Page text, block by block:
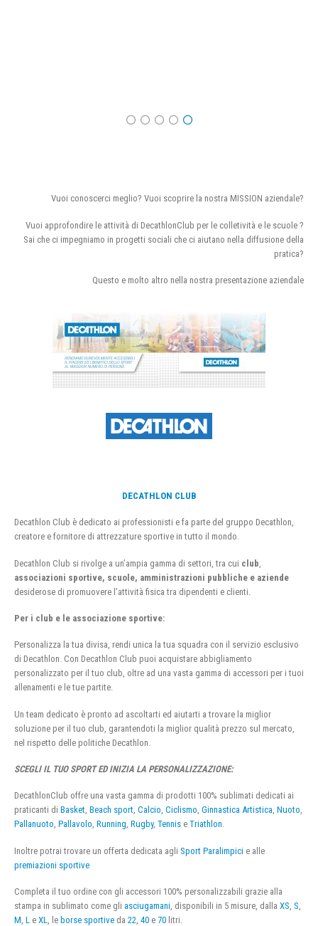
Vuoi conoscerci meglio? Vuoi scoprire la nostra MISSION aziendale?
Vuoi approfondire le attività di DecathlonClub per le colletività e le scuole ?
Sai che ci impegniamo in progetti sociali che ci aiutano nella diffusione della
pratica?
Questo e molto altro nella nostra presentazione aziendale
DECATHLON CLUB
Decathlon Club è dedicato ai professionisti e fa parte del gruppo Decathlon,
creatore e fornitore di attrezzature sportive in tutto il mondo.
Decathlon Club si rivolge a un’ampia gamma di settori, tra cui club
associazioni sportive, scuole, amministrazioni pubbliche e aziende
desiderose di promuovere l’attività fisica tra dipendenti e clienti.
Per i club e le associazione sportive:
Personalizza la tua divisa, rendi unica la tua squadra con il servizio esclusivo
di Decathlon. Con Decathlon Club puoi acquistare abbigliamento
personalizzato per il tuo club, oltre ad una vasta gamma di accessori per i tuoi
allenamenti e le tue partite.
Un team dedicato è pronto ad ascoltarti ed aiutarti a trovare la miglior
soluzione per il tuo club, garantendoti la miglior qualità prezzo sul mercato,
nel rispetto delle politiche Decathlon.
SCEGLI IL TUO SPORT ED INIZIA LA PERSONALIZZAZIONE:
DecathlonClub offre una vasta gamma di prodotti 100% sublimati dedicati ai
praticanti di Basket, Beach sport, Calcio, Ciclismo, Ginnastica Artistica, Nuoto,
Pallanuoto, Pallavolo, Running, Rugby, Tennis e Triathlon.
Inoltre potrai trovare un offerta dedicata agli Sport Paralimpici e alle
premiazioni sportive
Completa il tuo ordine con gli accessori 100% personalizzabili grazie alla
stampa in sublimato come gli asciugamani , disponibili in 5 misure, dalla XS S
M L e XL , le borse sportive da 22 40 e 70 litri.